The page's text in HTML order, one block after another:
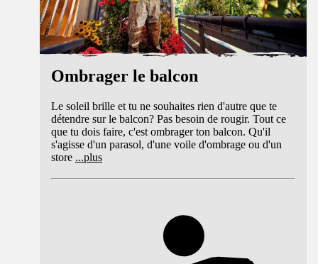
Ombrager le balcon
Le soleil brille et tu ne souhaites rien d'autre que te
détendre sur le balcon? Pas besoin de rougir. Tout ce
que tu dois faire, c'est ombrager ton balcon. Qu'il
s'agisse d'un parasol, d'une voile d'ombrage ou d'un
store ...plus